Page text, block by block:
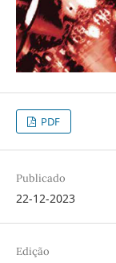
PDF
Publicado
22-12-2023
Edição